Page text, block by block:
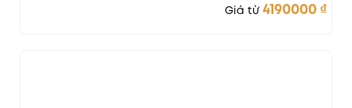
Giá từ4190000 ₫